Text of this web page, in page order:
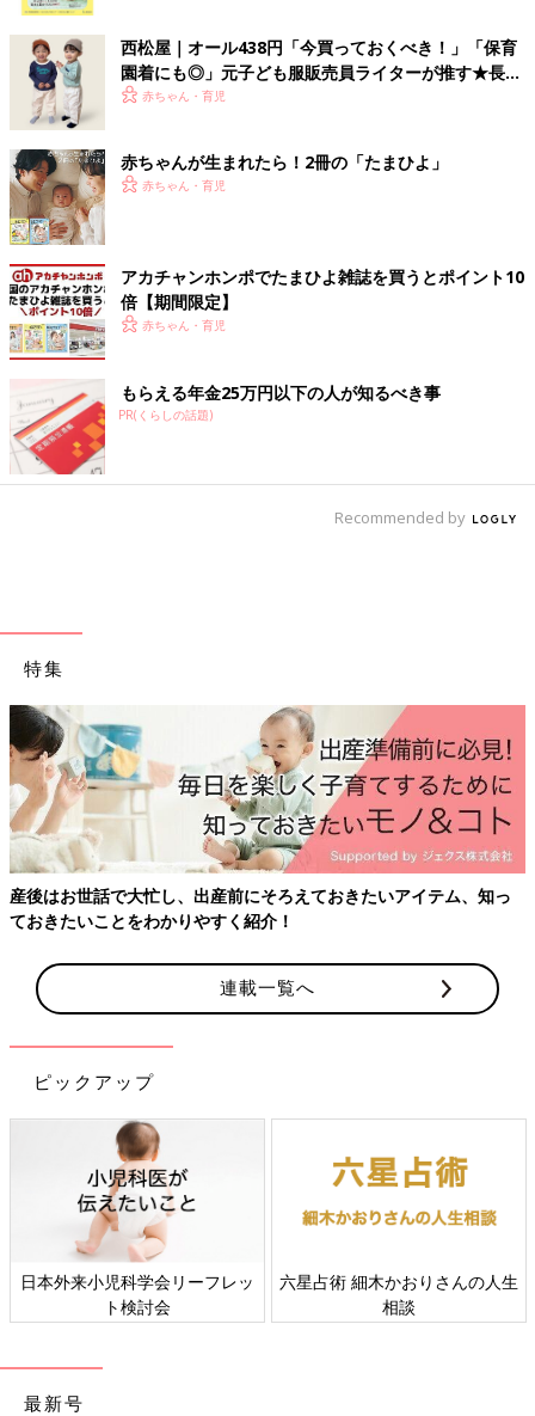
てくれます。ハット型を選ぶなら深めにかぶれるものを選ぶと脱
げにくく暖かいですよ。
キャップ派さんにはフライトキャップがおすすめ！
出典：Instagramアカウント「pomu_mama2023」
キャップ派におすすめなのが「フライトキャップ」です。パイロ
ットキャップとも呼ばれ、耳あて付きで裏側はファーで覆われて
いることが多いため、防寒用にぴったりの帽子ですよ。耳あてを
使用しない時には、上にあげておけて邪魔にならないのも嬉しい
ポイント！
お気に入りの耳あてで耳も守ろう！
西松屋｜オール438円「今買っておくべき！」「保育
園着にも◎」元子ども服販売員ライターが推す★長袖
Tシャツ5選
赤ちゃん・育児
赤ちゃんが生まれたら！2冊の「たまひよ」
赤ちゃん・育児
アカチャンホンポでたまひよ雑誌を買うとポイント10
倍【期間限定】
赤ちゃん・育児
もらえる年金25万円以下の人が知るべき事
PR(くらしの話題)
Recommended by
特集
産後はお世話で大忙し、出産前にそろえておきたいアイテム、知っ
ておきたいことをわかりやすく紹介！
連載一覧へ
ピックアップ
日本外来小児科学会リーフレッ
ト検討会
六星占術 細木かおりさんの人生
相談
最新号